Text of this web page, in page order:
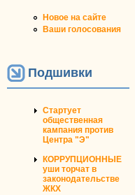
Новое на сайте
Ваши голосования
Подшивки
Стартует
общественная
кампания против
Центра "Э"
КОРРУПЦИОННЫЕ
уши торчат в
законодательстве
ЖКХ